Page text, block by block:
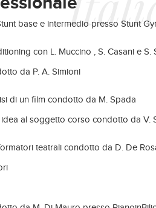
base e intermedio presso Stunt
con L. Muccino , S. Casani e S.
da P. A. Simioni
di un film condotto da M. Spada
al soggetto corso condotto da V.
teatrali condotto da D. De